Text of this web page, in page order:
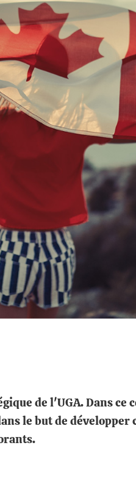
de l'UGA. Dans ce
le but de